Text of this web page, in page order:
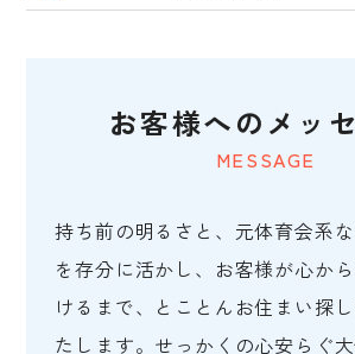
MESSAGE
お客様へのメッ
持ち前の明るさと、元体育会系
を存分に活かし、お客様が心か
けるまで、とことんお住まい探
たします。せっかくの心安らぐ